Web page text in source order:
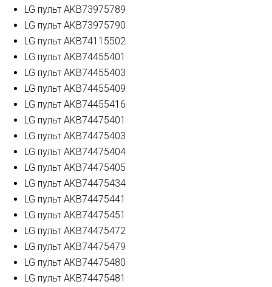
LG пульт AKB73975789
LG пульт AKB73975790
LG пульт AKB74115502
LG пульт AKB74455401
LG пульт AKB74455403
LG пульт AKB74455409
LG пульт AKB74455416
LG пульт AKB74475401
LG пульт AKB74475403
LG пульт AKB74475404
LG пульт AKB74475405
LG пульт AKB74475434
LG пульт AKB74475441
LG пульт AKB74475451
LG пульт AKB74475472
LG пульт AKB74475479
LG пульт AKB74475480
LG пульт AKB74475481